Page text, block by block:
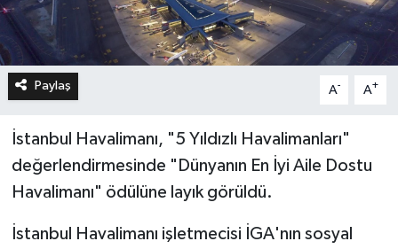
Paylaş A- A+
İstanbul Havalimanı, "5 Yıldızlı Havalimanları"
değerlendirmesinde "Dünyanın En İyi Aile Dostu
Havalimanı" ödülüne layık görüldü.
İstanbul Havalimanı işletmecisi İGA'nın sosyal